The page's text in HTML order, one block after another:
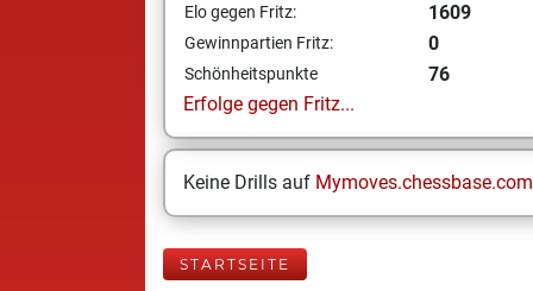
Elo gegen Fritz: 1609
Gewinnpartien Fritz: 0
Schönheitspunkte
76
Erfolge gegen Fritz...
Keine Drills auf Mymoves.chessbase.com
STARTSEITE